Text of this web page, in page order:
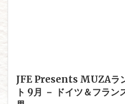
JFE Presents MUZAラ
ト 9月 － ドイツ＆フラ